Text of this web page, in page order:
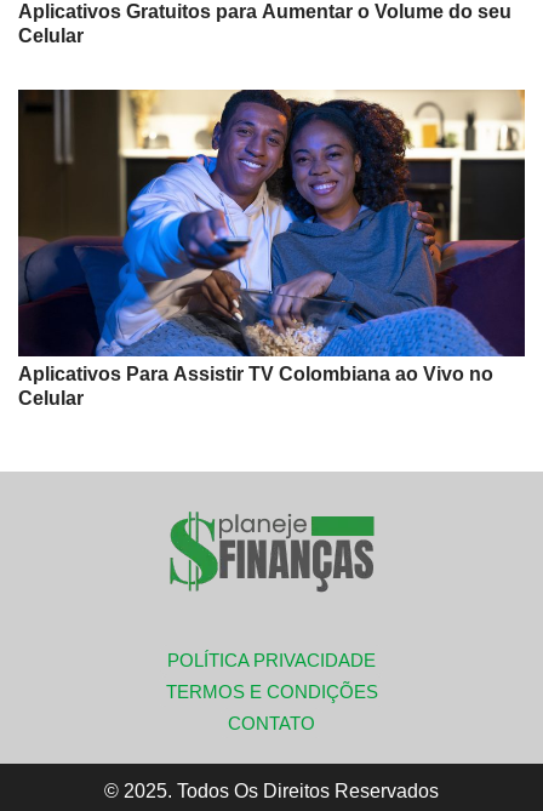
Aplicativos Gratuitos para Aumentar o Volume do seu
Celular
Aplicativos Para Assistir TV Colombiana ao Vivo no
Celular
POLÍTICA PRIVACIDADE
TERMOS E CONDIÇÕES
CONTATO
© 2025. Todos Os Direitos Reservados